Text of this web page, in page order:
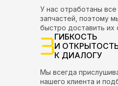
У нас отработаны
запчастей, поэтому
быстро доставить их
3ГИБКОСТЬ
И
К ДИАЛОГУ
Мы всегда
нашего клиента и